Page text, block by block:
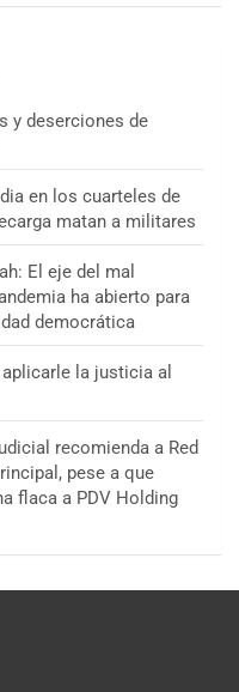
y deserciones de
en los cuarteles de
matan a militares
El eje del mal
ha abierto para
democrática
la justicia al
recomienda a Red
pese a que
flaca a PDV Holding